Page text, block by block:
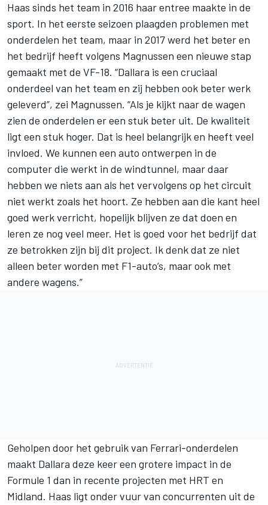
Haas sinds het team in 2016 haar entree maakte in de
sport. In het eerste seizoen plaagden problemen met
onderdelen het team, maar in 2017 werd het beter en
het bedrijf heeft volgens Magnussen een nieuwe stap
gemaakt met de VF-18. “Dallara is een cruciaal
onderdeel van het team en zij hebben ook beter werk
geleverd”, zei Magnussen. “Als je kijkt naar de wagen
zien de onderdelen er een stuk beter uit. De kwaliteit
ligt een stuk hoger. Dat is heel belangrijk en heeft veel
invloed. We kunnen een auto ontwerpen in de
computer die werkt in de windtunnel, maar daar
hebben we niets aan als het vervolgens op het circuit
niet werkt zoals het hoort. Ze hebben aan die kant heel
goed werk verricht, hopelijk blijven ze dat doen en
leren ze nog veel meer. Het is goed voor het bedrijf dat
ze betrokken zijn bij dit project. Ik denk dat ze niet
alleen beter worden met F1-auto’s, maar ook met
andere wagens.”
Geholpen door het gebruik van Ferrari-onderdelen
maakt Dallara deze keer een grotere impact in de
Formule 1 dan in recente projecten met HRT en
Midland. Haas ligt onder vuur van concurrenten uit de